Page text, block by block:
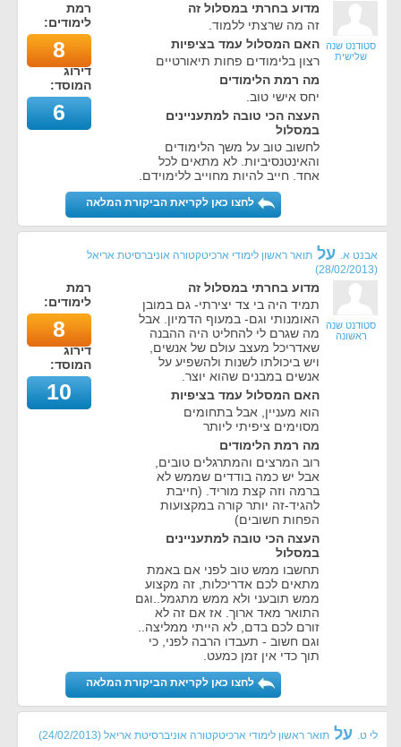
סטודנט שנה
שלישית
מדוע בחרתי במסלול זה
זה מה שרצתי ללמוד.
האם המסלול עמד בציפיות
רצון בלימודים פחות תיאורטיים
מה רמת הלימודים
יחס אישי טוב.
העצה הכי טובה למתעניינים
במסלול
לחשוב טוב על משך הלימודים
והאינטנסיביות. לא מתאים לכל
אחד. חייב להיות מחוייב ללימוידם.
רמת
לימודים:
8
דירוג
המוסד:
6
לחצו כאן לקריאת הביקורת המלאה
אבנט א. על תואר ראשון לימודי ארכיטקטורה אוניברסיטת אריאל
(
28/02/2013
)
סטודנט שנה
ראשונה
מדוע בחרתי במסלול זה
תמיד היה בי צד יצירתי- גם במובן
האומנותי וגם- במעוף הדמיון. אבל
מה שגרם לי להחליט היה ההבנה
שאדריכל מעצב עולם של אנשים,
ויש ביכולתו לשנות ולהשפיע על
אנשים במבנים שהוא יוצר.
האם המסלול עמד בציפיות
הוא מעניין, אבל בתחומים
מסוימים ציפיתי ליותר
מה רמת הלימודים
רוב המרצים והמתרגלים טובים,
אבל יש כמה בודדים שממש לא
ברמה וזה קצת מוריד. (חייבת
להגיד-זה יותר קורה במקצועות
הפחות חשובים)
העצה הכי טובה למתעניינים
במסלול
תחשבו ממש טוב לפני אם באמת
מתאים לכם אדריכלות, זה מקצוע
ממש תובעני ולא ממש מתגמל..וגם
התואר מאד ארוך. אז אם זה לא
זורם לכם בדם, לא הייתי ממליצה..
וגם חשוב - תעבדו הרבה לפני, כי
תוך כדי אין זמן כמעט.
רמת
לימודים:
8
דירוג
המוסד:
10
לחצו כאן לקריאת הביקורת המלאה
לי ט. על תואר ראשון לימודי ארכיטקטורה אוניברסיטת אריאל (
24/02/2013
)